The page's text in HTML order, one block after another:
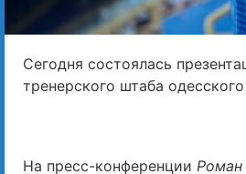
Сегодня состоялась
тренерского штаба
На пресс-конференции Роман